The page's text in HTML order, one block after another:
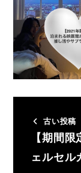
古い投稿
【期間
ェルセ